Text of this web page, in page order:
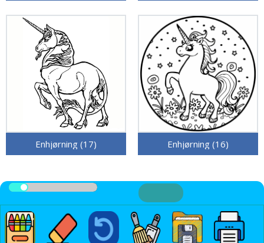
Enhjørning (17) Enhjørning (16)